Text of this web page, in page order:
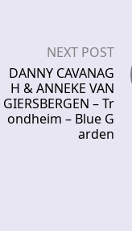
NEXT POST
DANNY CAVANAG
H & ANNEKE VAN
GIERSBERGEN – Tr
ondheim – Blue G
arden